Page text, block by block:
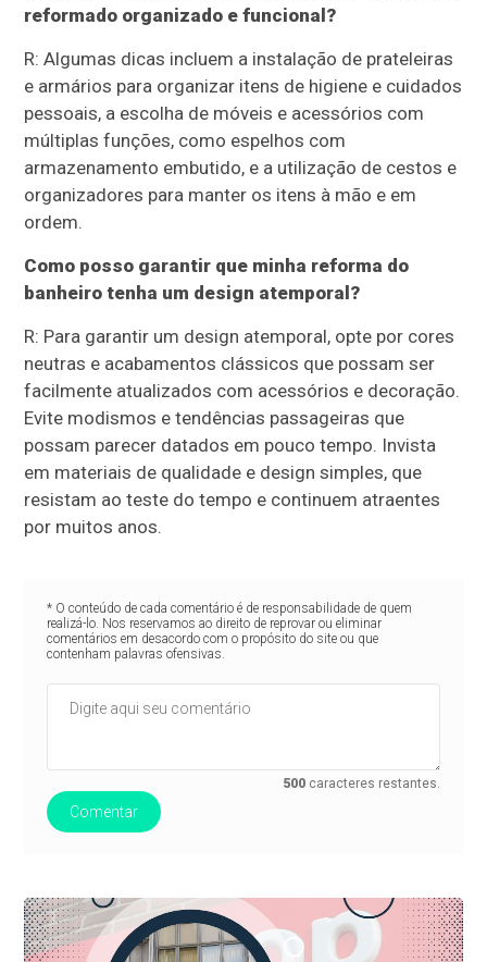
reformado organizado e funcional?
R: Algumas dicas incluem a instalação de prateleiras
e armários para organizar itens de higiene e cuidados
pessoais, a escolha de móveis e acessórios com
múltiplas funções, como espelhos com
armazenamento embutido, e a utilização de cestos e
organizadores para manter os itens à mão e em
ordem.
Como posso garantir que minha reforma do
banheiro tenha um design atemporal?
R: Para garantir um design atemporal, opte por cores
neutras e acabamentos clássicos que possam ser
facilmente atualizados com acessórios e decoração.
Evite modismos e tendências passageiras que
possam parecer datados em pouco tempo. Invista
em materiais de qualidade e design simples, que
resistam ao teste do tempo e continuem atraentes
por muitos anos.
* O conteúdo de cada comentário é de responsabilidade de quem
realizá-lo. Nos reservamos ao direito de reprovar ou eliminar
comentários em desacordo com o propósito do site ou que
contenham palavras ofensivas.
500 caracteres restantes.
Comentar